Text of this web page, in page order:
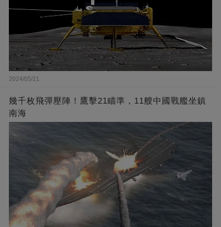
2024/05/21
幾千枚飛彈壓陣！鷹擊21瞄準，11艘中國戰艦坐鎮
南海